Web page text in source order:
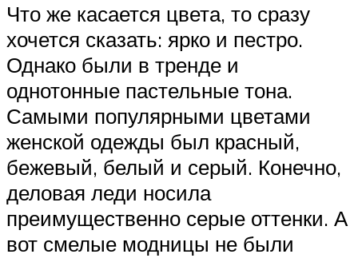
Что же касается цвета, то сразу
хочется сказать: ярко и пестро.
Однако были в тренде и
однотонные пастельные тона.
Самыми популярными цветами
женской одежды был красный,
бежевый, белый и серый. Конечно,
деловая леди носила
преимущественно серые оттенки. А
вот смелые модницы не были